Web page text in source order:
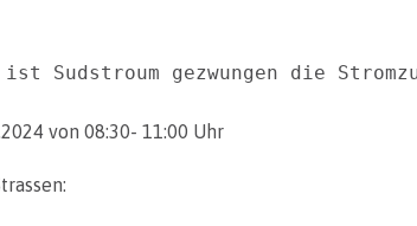
Sudstroum gezwungen die
von 08:30- 11:00 Uhr